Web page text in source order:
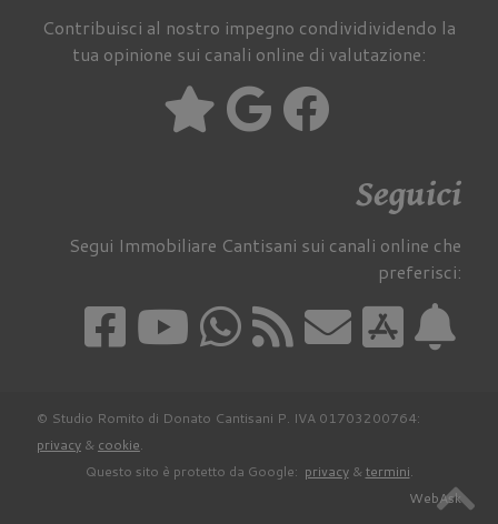
Contribuisci al nostro impegno condividividendo la
tua opinione sui canali online di valutazione:
Seguici
Segui Immobiliare Cantisani sui canali online che
preferisci:
© Studio Romito di Donato Cantisani P. IVA 01703200764:
privacy& cookie.
Questo sito è protetto da Google: privacy& termini.
WebAsk